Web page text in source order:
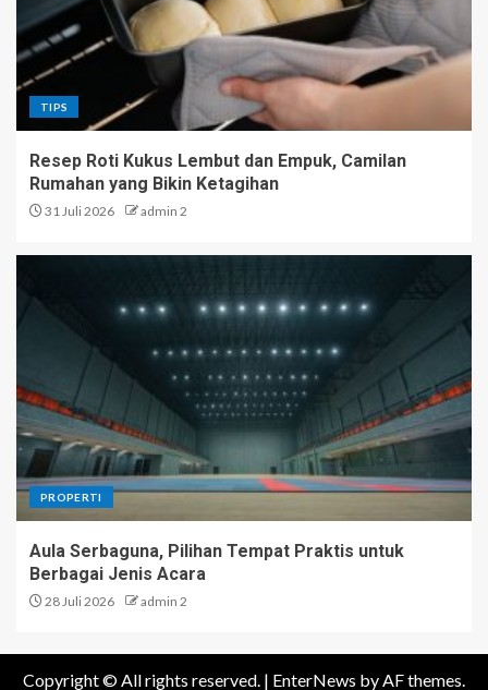
TIPS
Resep Roti Kukus Lembut dan Empuk, Camilan
Rumahan yang Bikin Ketagihan
31 Juli 2026 admin 2
PROPERTI
Aula Serbaguna, Pilihan Tempat Praktis untuk
Berbagai Jenis Acara
28 Juli 2026 admin 2
Copyright © All rights reserved. | EnterNews by AF themes.